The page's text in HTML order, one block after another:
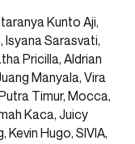
Kunto Aji,
Isyana Sarasvati,
Pricilla, Aldrian
Manyala, Vira
Timur, Mocca,
Kaca, Juicy
Hugo, SIVIA,